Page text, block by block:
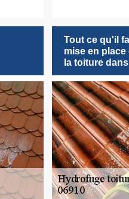
Tout ce qu'il
mise en
la toiture